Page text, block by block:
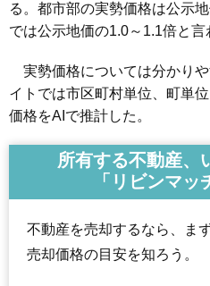
る。都市部の実勢価格は公示
では公示地価の1.0～1.1倍と言
実勢価格については分かり
イトでは市区町村単位、町単
価格をAIで推計した。
所有する不動産、
「リビンマ
不動産を売却するなら、ま
売却価格の目安を知ろう。